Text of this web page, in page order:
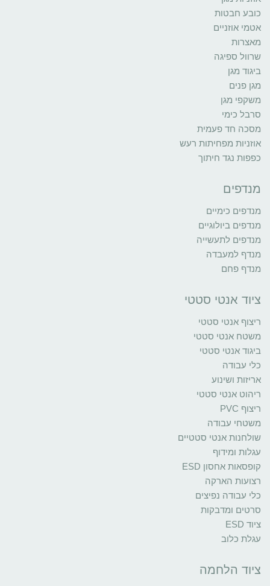
כובע חבטות
אטמי אוזניים
מאצרות
שרוול ספיגה
ביגוד מגן
מגן פנים
משקפי מגן
סרבל כימי
מסכה חד פעמית
אוזניות מפחיתות רעש
כפפות נגד חיתוך
מנדפים
מנדפים כימיים
מנדפים ביולוגיים
מנדפים לתעשייה
מנדף למעבדה
מנדף פחם
ציוד אנטי סטטי
ריצוף אנטי סטטי
משטח אנטי סטטי
ביגוד אנטי סטטי
כלי עבודה
אריזות ושינוע
ריהוט אנטי סטטי
ריצוף PVC
משטחי עבודה
שולחנות אנטי סטטיים
עגלות ומידוף
קופסאות אחסון ESD
רצועות הארקה
כלי עבודה נפיצים
סרטים ומדבקות
ציוד ESD
עגלת כלוב
ציוד הלחמה